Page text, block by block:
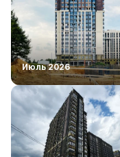
Июль 2026